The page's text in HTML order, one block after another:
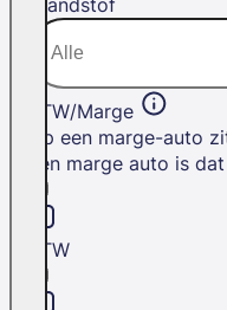
BTW/Marge
Op een marge-auto
een marge auto is
BTW